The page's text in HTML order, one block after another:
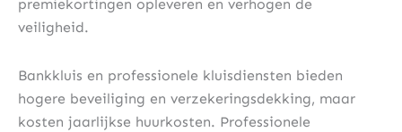
premiekortingen opleveren en verhogen de
veiligheid.
Bankkluis en professionele kluisdiensten bieden
hogere beveiliging en verzekeringsdekking, maar
kosten jaarlijkse huurkosten. Professionele